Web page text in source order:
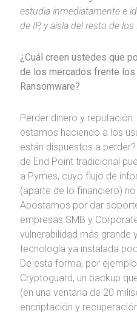
estudia inmediatamente e
de IP, y aísla del resto de los
¿Cuál creen ustedes que
de los mercados frente
Ransomware?
Perder dinero y
estamos haciendo a los
están dispuestos a
de End Point tradicional
a Pymes, cuyo flujo de
(aparte de lo financiero)
Apostamos por dar
empresas SMB y
vulnerabilidad más grande
tecnología ya instalada
De esta forma, por
Cryptoguard, un backup
(en una ventana de 20
encriptación y